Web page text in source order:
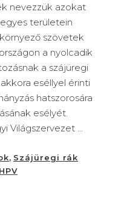
nevezzük azokat
területein
szövetek
a nyolcadik
a szájüregi
eséllyel érinti
hatszorosára
esélyét.
Világszervezet ...
, Szájüregi rák
HPV